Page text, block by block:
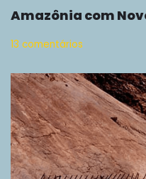
Amazônia com
13 comentários